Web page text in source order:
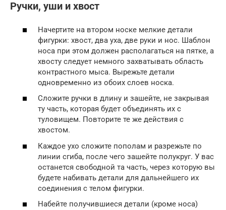
Ручки, уши и хвост
Начертите на втором носке мелкие детали
фигурки: хвост, два уха, две руки и нос. Шаблон
носа при этом должен располагаться на пятке, а
хвосту следует немного захватывать область
контрастного мыса. Вырежьте детали
одновременно из обоих слоев носка.
Сложите ручки в длину и зашейте, не закрывая
ту часть, которая будет объединять их с
туловищем. Повторите те же действия с
хвостом.
Каждое ухо сложите пополам и разрежьте по
линии сгиба, после чего зашейте полукруг. У вас
останется свободной та часть, через которую вы
будете набивать детали для дальнейшего их
соединения с телом фигурки.
Набейте получившиеся детали (кроме носа)